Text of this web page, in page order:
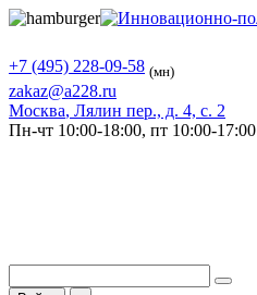
+7 (495) 228-09-58 (мн)
zakaz@a228.ru
Москва, Лялин пер., д. 4, с. 2
Пн-чт 10:00-18:00, пт 10:00-17:00